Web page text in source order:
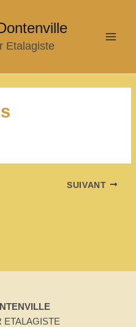
Etalagiste
SUIVANT
ETALAGISTE